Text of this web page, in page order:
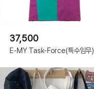
37,500
E-MY Task-Force(특수임무)